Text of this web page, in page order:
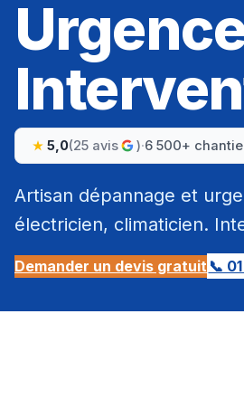
5,0(25 avis )·6 500+
Artisan dépannage et
électricien, climaticien.
Demander un devis gratuit 📞